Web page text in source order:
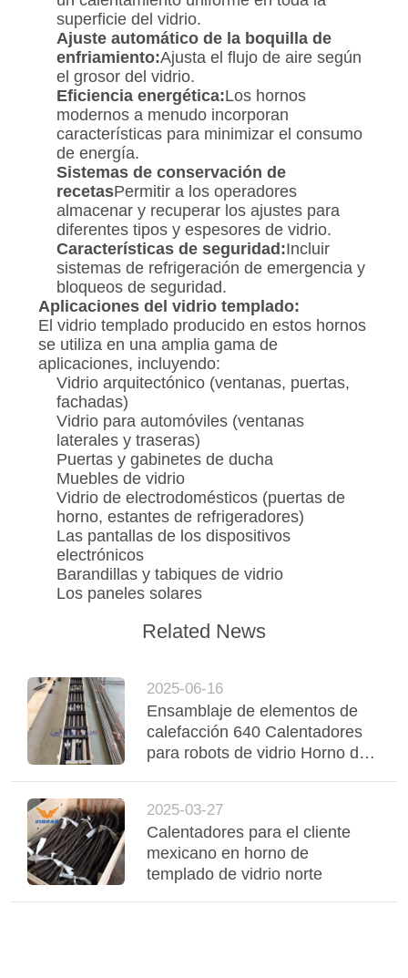
superficie del vidrio.
Ajuste automático de la boquilla de
enfriamiento:Ajusta el flujo de aire según
el grosor del vidrio.
Eficiencia energética:Los hornos
modernos a menudo incorporan
características para minimizar el consumo
de energía.
Sistemas de conservación de
recetasPermitir a los operadores
almacenar y recuperar los ajustes para
diferentes tipos y espesores de vidrio.
Características de seguridad:Incluir
sistemas de refrigeración de emergencia y
bloqueos de seguridad.
Aplicaciones del vidrio templado:
El vidrio templado producido en estos hornos
se utiliza en una amplia gama de
aplicaciones, incluyendo:
Vidrio arquitectónico (ventanas, puertas,
fachadas)
Vidrio para automóviles (ventanas
laterales y traseras)
Puertas y gabinetes de ducha
Muebles de vidrio
Vidrio de electrodomésticos (puertas de
horno, estantes de refrigeradores)
Las pantallas de los dispositivos
electrónicos
Barandillas y tabiques de vidrio
Los paneles solares
Related News
2025-06-16
Ensamblaje de elementos de
calefacción 640 Calentadores
para robots de vidrio Horno de
2025-03-27
Calentadores para el cliente
mexicano en horno de
templado de vidrio norte